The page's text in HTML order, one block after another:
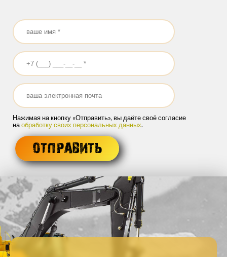
Ваше имя
Ваш номер телефона
Ваш e-mail
Нажимая на кнопку «Отправить», вы даёте своё согласие
наобработку своих персональных данных.